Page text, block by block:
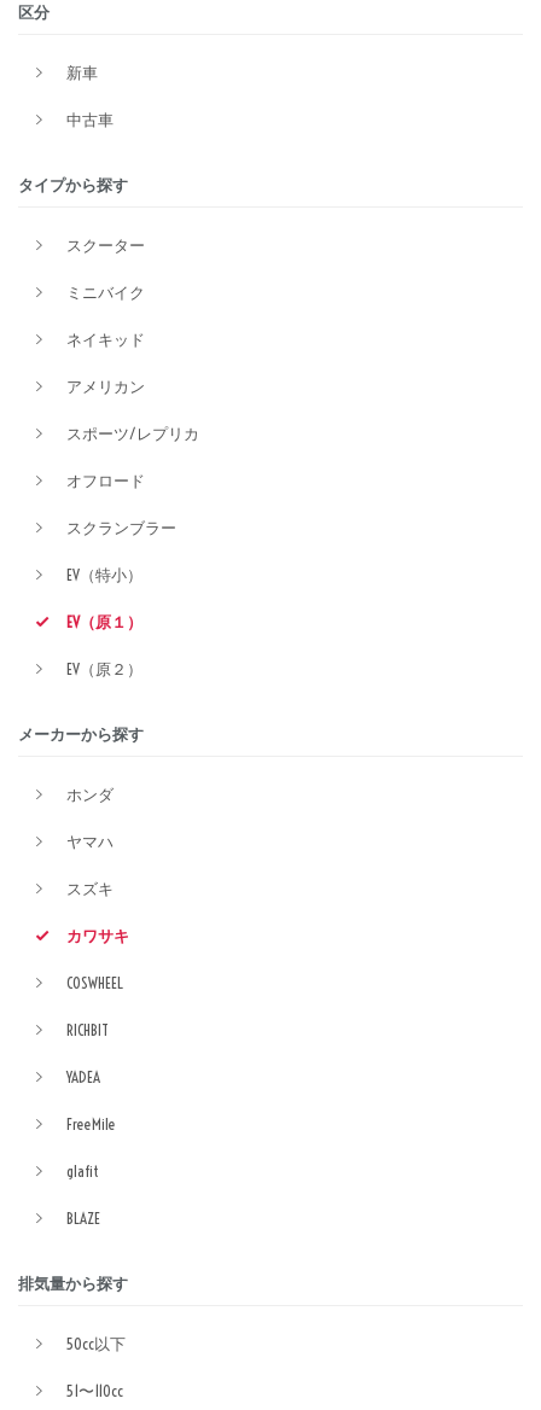
区分
新車
中古車
タイプから探す
スクーター
ミニバイク
ネイキッド
アメリカン
スポーツ/レプリカ
オフロード
スクランブラー
EV（特小）
EV（原１）
EV（原２）
メーカーから探す
ホンダ
ヤマハ
スズキ
カワサキ
COSWHEEL
RICHBIT
YADEA
FreeMile
glafit
BLAZE
排気量から探す
50cc以下
51〜110cc
メーカー
価格